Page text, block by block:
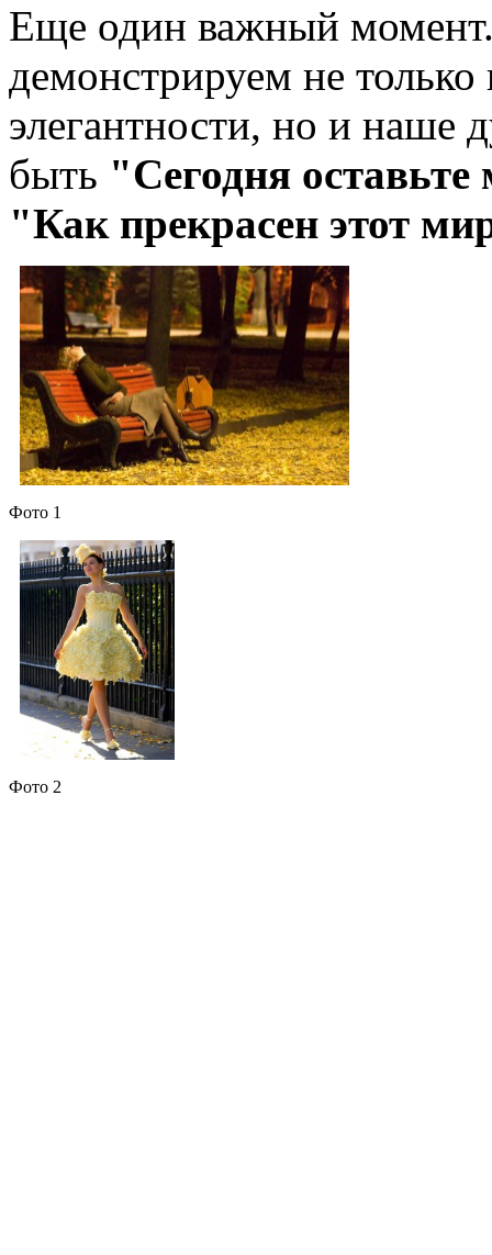
Еще один важный
демонстрируем не
элегантности, но и наше
быть "Сегодня
"Как прекрасен этот
Фото 1
Фото 2